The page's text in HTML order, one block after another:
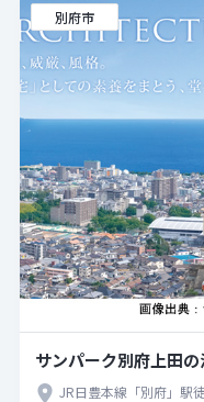
別府市
サンパーク別府上田
JR日豊本線「別府」駅